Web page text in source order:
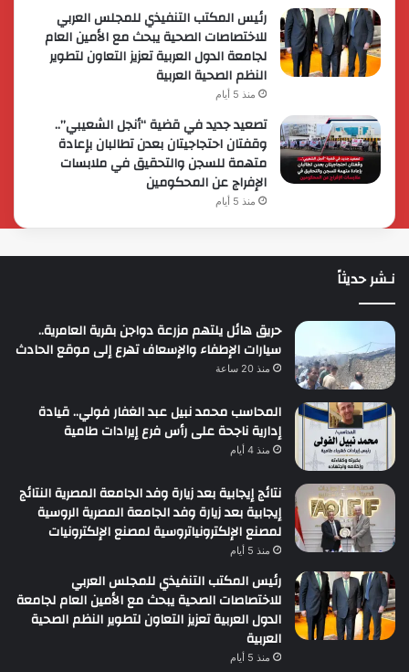
رئيس المكتب التنفيذي للمجلس العربي
للاختصاصات الصحية يبحث مع الأمين العام
لجامعة الدول العربية تعزيز التعاون لتطوير
النظم الصحية العربية
منذ 5 أيام
تصعيد جديد في قضية “أنجل الشعيبي”..
وقفتان احتجاجيتان بعدن تطالبان بإعادة
متهمة للسجن والتحقيق في ملابسات
الإفراج عن المحكومين
منذ 5 أيام
نـشر حديثاً
حريق هائل يلتهم مزرعة دواجن بقرية العامرية..
سيارات الإطفاء والإسعاف تهرع إلى موقع الحادث
منذ 20 ساعة
المحاسب محمد نبيل عبد الغفار فولي.. قيادة
إدارية ناجحة على رأس فرع إيرادات طامية
منذ 4 أيام
نتائج إيجابية بعد زيارة وفد الجامعة المصرية النتائج
إيجابية بعد زيارة وفد الجامعة المصرية الروسية
لمصنع الإلكترونياتروسية لمصنع الإلكترونيات
منذ 5 أيام
رئيس المكتب التنفيذي للمجلس العربي
للاختصاصات الصحية يبحث مع الأمين العام لجامعة
الدول العربية تعزيز التعاون لتطوير النظم الصحية
العربية
منذ 5 أيام